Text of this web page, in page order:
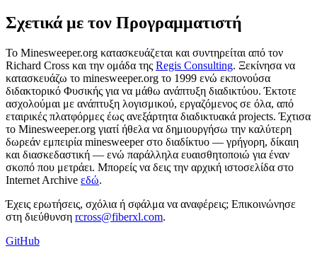
Σχετικά με τον Προγραμματιστή
Το Minesweeper.org κατασκευάζεται και συντηρείται από τον
Richard Cross και την ομάδα της Regis Consulting. Ξεκίνησα να
κατασκευάζω το minesweeper.org το 1999 ενώ εκπονούσα
διδακτορικό Φυσικής για να μάθω ανάπτυξη διαδικτύου. Έκτοτε
ασχολούμαι με ανάπτυξη λογισμικού, εργαζόμενος σε όλα, από
εταιρικές πλατφόρμες έως ανεξάρτητα διαδικτυακά projects. Έχτισα
το Minesweeper.org γιατί ήθελα να δημιουργήσω την καλύτερη
δωρεάν εμπειρία minesweeper στο διαδίκτυο — γρήγορη, δίκαιη
και διασκεδαστική — ενώ παράλληλα ευαισθητοποιώ για έναν
σκοπό που μετράει. Μπορείς να δεις την αρχική ιστοσελίδα στο
Internet Archive εδώ.
Έχεις ερωτήσεις, σχόλια ή σφάλμα να αναφέρεις; Επικοινώνησε
στη διεύθυνση rcross@fiberxl.com.
GitHub